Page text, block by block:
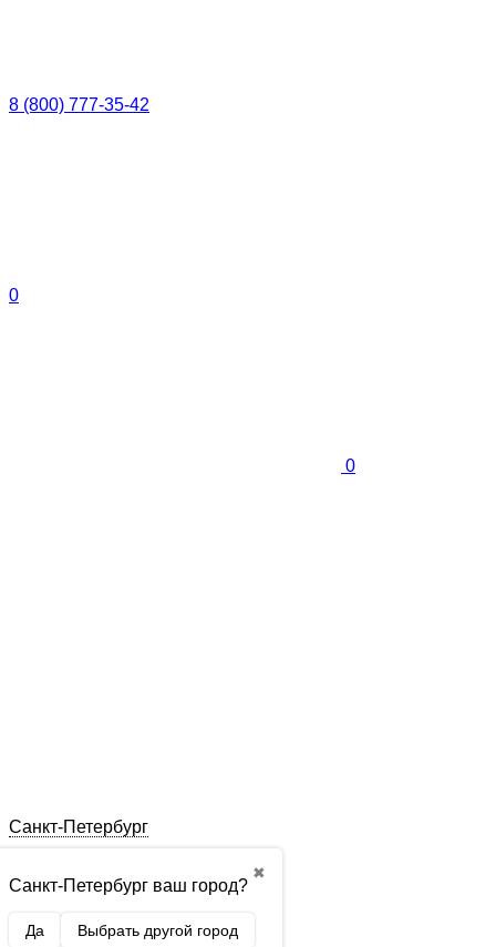
8 (800) 777-35-42
0
0
Санкт-Петербург
✖
Санкт-Петербург ваш город?
Да Выбрать другой город